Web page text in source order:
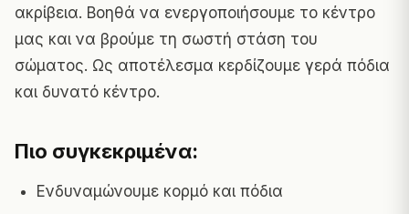
ακρίβεια. Βοηθά να ενεργοποιήσουμε το κέντρο
μας και να βρούμε τη σωστή στάση του
σώματος. Ως αποτέλεσμα κερδίζουμε γερά πόδια
και δυνατό κέντρο.
Πιο συγκεκριμένα:
Ενδυναμώνουμε κορμό και πόδια